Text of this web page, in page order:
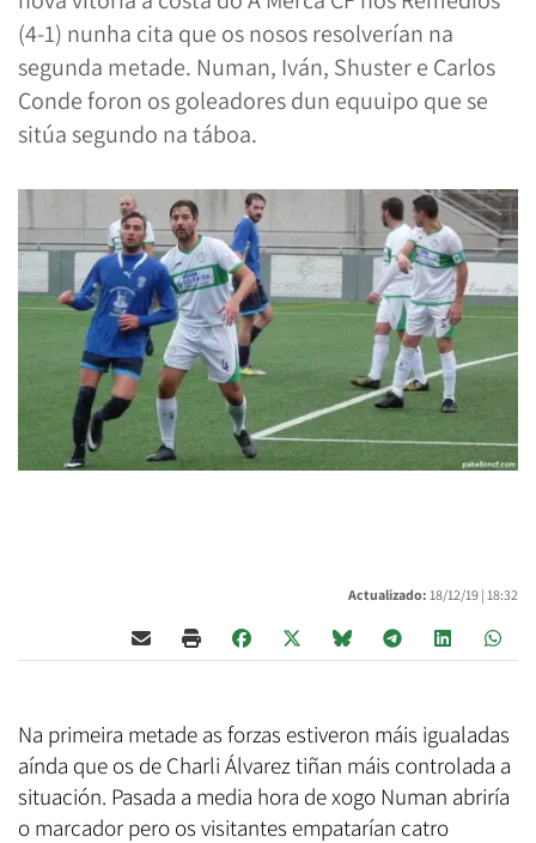
(4-1) nunha cita que os nosos resolverían na
segunda metade. Numan, Iván, Shuster e Carlos
Conde foron os goleadores dun equuipo que se
sitúa segundo na táboa.
Actualizado: 18/12/19 | 18:32
Na primeira metade as forzas estiveron máis igualadas
aínda que os de Charli Álvarez tiñan máis controlada a
situación. Pasada a media hora de xogo Numan abriría
o marcador pero os visitantes empatarían catro